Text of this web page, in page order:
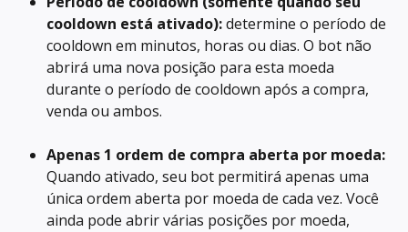
cooldown está ativado): determine o período de
cooldown em minutos, horas ou dias. O bot não
abrirá uma nova posição para esta moeda
durante o período de cooldown após a compra,
venda ou ambos.
Apenas 1 ordem de compra aberta por moeda:
Quando ativado, seu bot permitirá apenas uma
única ordem aberta por moeda de cada vez. Você
ainda pode abrir várias posições por moeda,